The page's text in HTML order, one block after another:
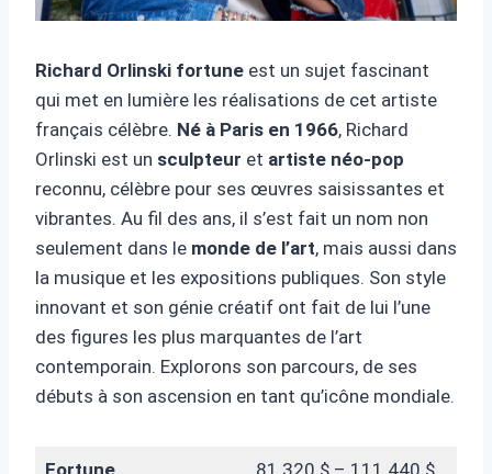
Richard Orlinski fortune est un sujet fascinant
qui met en lumière les réalisations de cet artiste
français célèbre. Né à Paris en 1966, Richard
Orlinski est un sculpteur et artiste néo-pop
reconnu, célèbre pour ses œuvres saisissantes et
vibrantes. Au fil des ans, il s’est fait un nom non
seulement dans le monde de l’art, mais aussi dans
la musique et les expositions publiques. Son style
innovant et son génie créatif ont fait de lui l’une
des figures les plus marquantes de l’art
contemporain. Explorons son parcours, de ses
débuts à son ascension en tant qu’icône mondiale.
Fortune 81 320 $ – 111 440 $